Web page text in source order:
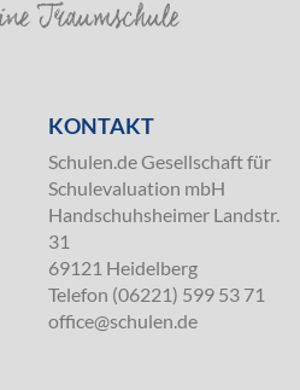
KONTAKT
Schulen.de Gesellschaft für
Schulevaluation mbH
Handschuhsheimer Landstr.
31
69121 Heidelberg
Telefon (06221) 599 53 71
office@schulen.de